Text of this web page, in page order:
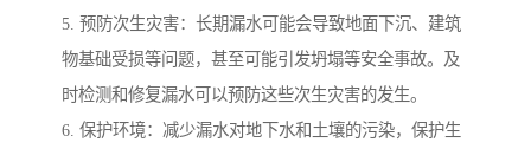
5. 预防次生灾害：长期漏水可能会导致地面下沉、建筑
物基础受损等问题，甚至可能引发坍塌等安全事故。及
时检测和修复漏水可以预防这些次生灾害的发生。
6. 保护环境：减少漏水对地下水和土壤的污染，保护生